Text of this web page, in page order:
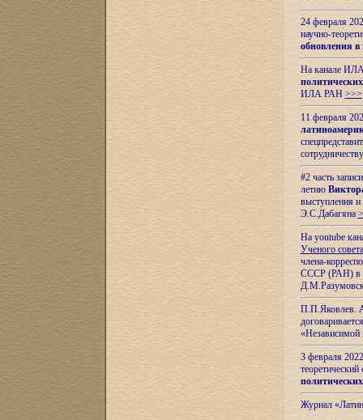
24 февраля
научно-
обновления в
На канале
ИЛА РАН >>>
11 февраля
#2 часть
летию
выступления
Э.С.Дабагяна
На youtube
Ученого
члена-
СССР (РАН) в
П.П.Яковлев.
«Независимой
3 февраля
теоретический
Журнал